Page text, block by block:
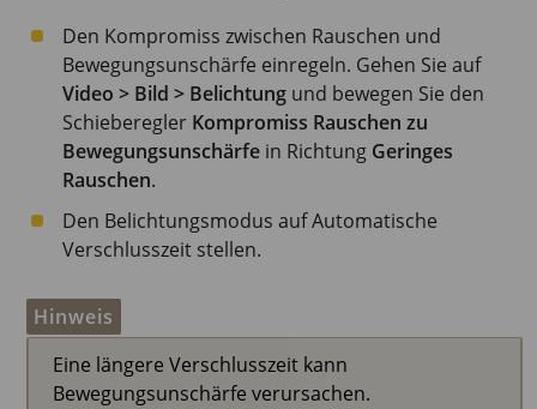
Den Kompromiss zwischen Rauschen und
Bewegungsunschärfe einregeln. Gehen Sie auf
Video > Bild > Belichtung und bewegen Sie den
Schieberegler Kompromiss Rauschen zu
Bewegungsunschärfe in Richtung Geringes
Rauschen.
Den Belichtungsmodus auf Automatische
Verschlusszeit stellen.
Hinweis
Eine längere Verschlusszeit kann
Bewegungsunschärfe verursachen.